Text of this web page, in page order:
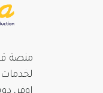
منصة